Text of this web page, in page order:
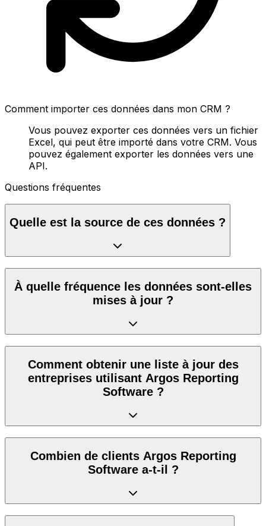
Comment importer ces données dans mon CRM ?
Vous pouvez exporter ces données vers un fichier
Excel, qui peut être importé dans votre CRM. Vous
pouvez également exporter les données vers une
API.
Questions fréquentes
Quelle est la source de ces données ?
À quelle fréquence les données sont-elles
mises à jour ?
Comment obtenir une liste à jour des
entreprises utilisant Argos Reporting
Software ?
Combien de clients Argos Reporting
Software a-t-il ?